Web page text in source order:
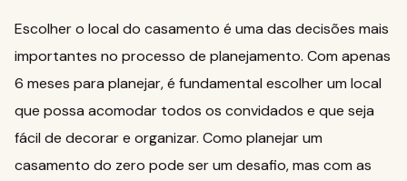
Escolher o local do casamento é uma das decisões mais
importantes no processo de planejamento. Com apenas
6 meses para planejar, é fundamental escolher um local
que possa acomodar todos os convidados e que seja
fácil de decorar e organizar. Como planejar um
casamento do zero pode ser um desafio, mas com as